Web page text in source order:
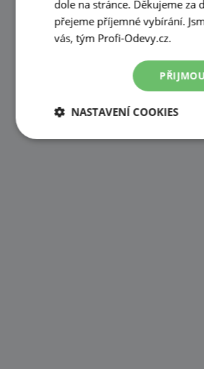
dole na stránce. Děkujeme za
přejeme příjemné vybírání.
vás, tým Profi-Odevy.cz.
NASTAVENÍ COOKIES